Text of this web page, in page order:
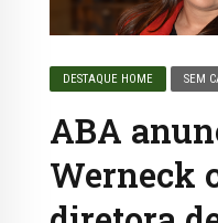
DESTAQUE HOME SEM
ABA
Werneck